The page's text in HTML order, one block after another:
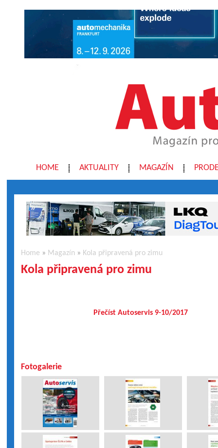
HOME AKTUALITY MAGAZÍN
Home » Magazín » Kola připravená pro zimu
Kola připravená pro zimu
Přečíst Autoservis 9-10/2017
Fotogalerie